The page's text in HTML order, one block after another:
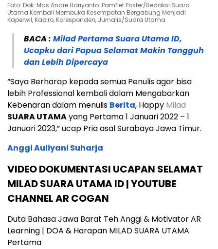
Foto: Dok. Mas Andre Hariyanto. Pamflet Poster/Redaksi Suara
Utama Kembali Membuka Kesempatan Bergabung Menjadi
Kaperwil, Kabiro, Koresponden, Jurnalis/Suara Utama
BACA : Milad Pertama Suara Utama ID,
Ucapku dari Papua Selamat Makin Tangguh
dan Lebih Dipercaya
“Saya Berharap kepada semua Penulis agar bisa
lebih Professional kembali dalam Mengabarkan
Kebenaran dalam menulis Berita, Happy Milad
SUARA UTAMAyang Pertama 1 Januari 2022 – 1
Januari 2023,” ucap Pria asal Surabaya Jawa Timur.
Anggi Auliyani Suharja
VIDEO DOKUMENTASI UCAPAN SELAMAT
MILAD SUARA UTAMA ID | YOUTUBE
CHANNEL AR COGAN
Duta Bahasa Jawa Barat Teh Anggi & Motivator AR
Learning | DOA & Harapan MILAD SUARA UTAMA
Pertama